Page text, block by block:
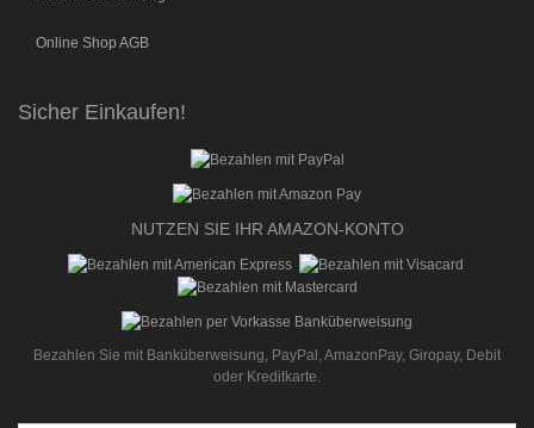
Online Shop AGB
Sicher Einkaufen!
NUTZEN SIE IHR AMAZON-KONTO
Bezahlen Sie mit Banküberweisung, PayPal, AmazonPay, Giropay, Debit
oder Kreditkarte.